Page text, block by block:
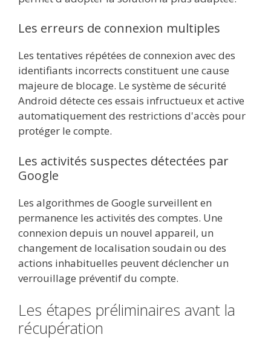
Les erreurs de connexion multiples
Les tentatives répétées de connexion avec des
identifiants incorrects constituent une cause
majeure de blocage. Le système de sécurité
Android détecte ces essais infructueux et active
automatiquement des restrictions d'accès pour
protéger le compte.
Les activités suspectes détectées par
Google
Les algorithmes de Google surveillent en
permanence les activités des comptes. Une
connexion depuis un nouvel appareil, un
changement de localisation soudain ou des
actions inhabituelles peuvent déclencher un
verrouillage préventif du compte.
Les étapes préliminaires avant la
récupération